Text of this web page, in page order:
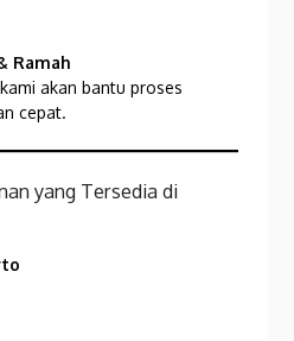
Ramah
akan bantu proses
cepat.
yang Tersedia di